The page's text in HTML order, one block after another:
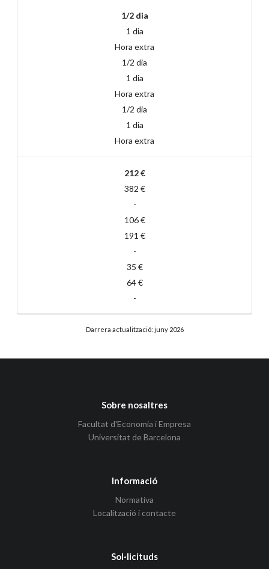
1/2 dia
1 dia
Hora extra
1/2 dia
1 dia
Hora extra
1/2 dia
1 dia
Hora extra
212 €
382 €
-
106 €
191 €
-
35 €
64 €
-
Darrera actualització: juny 2026
Sobre nosaltres
Facultat d'Economia i Empresa
Universitat de Barcelona
Informació
Normativa
Localització i contacte
Sol·licituds